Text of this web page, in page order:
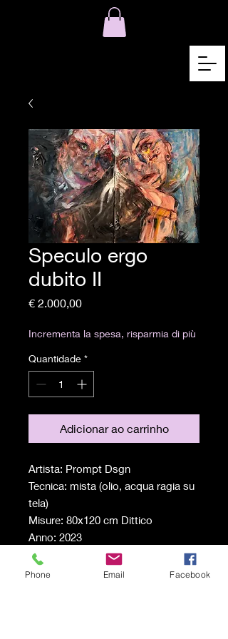
Speculo ergo
dubito II
€ 2.000,00Preço
Incrementa la spesa, risparmia di più
Quantidade *
Adicionar ao carrinho
Artista: Prompt Dsgn
Tecnica: mista (olio, acqua ragia su
tela)
Misure: 80x120 cm Dittico
Anno: 2023
Phone Email Facebook